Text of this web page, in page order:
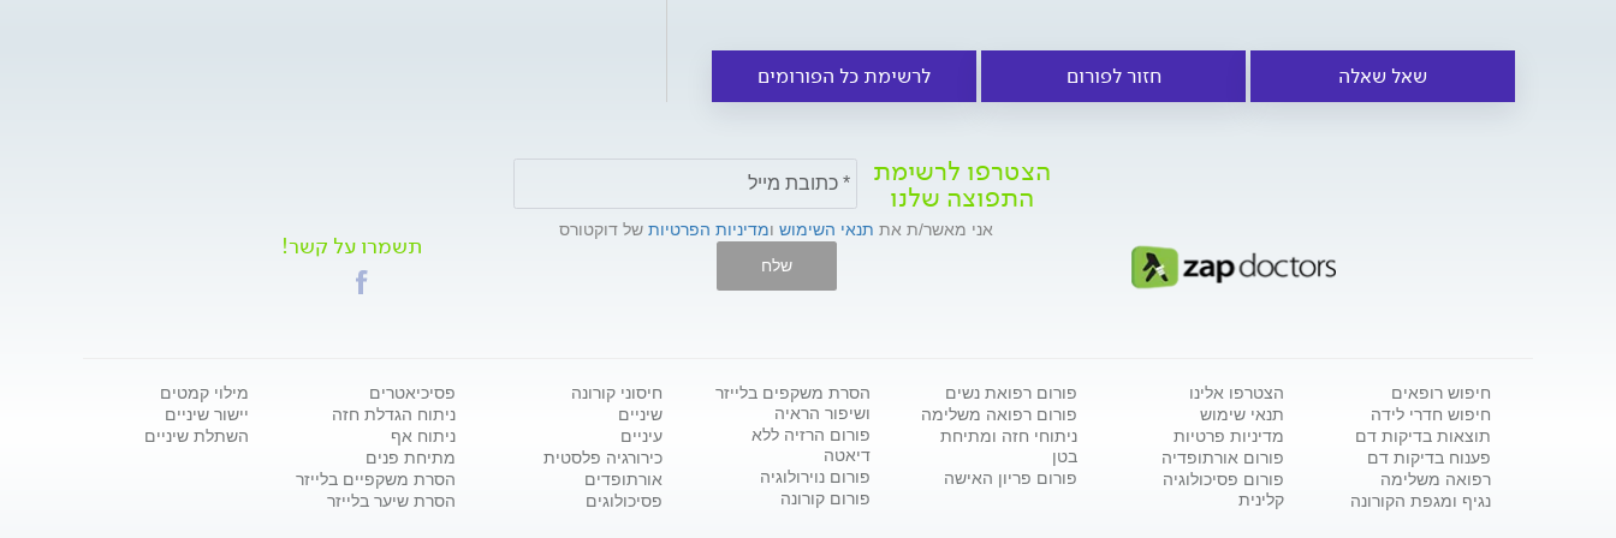
שאל שאלה חזור לפורום לרשימת כל הפורומים
הצטרפו לרשימת
התפוצה שלנו
אני מאשר/ת את תנאי השימוש ומדיניות הפרטיות של דוקטורס
שלח
תשמרו על קשר!
חיפוש רופאים
חיפוש חדרי לידה
תוצאות בדיקות דם
פענוח בדיקות דם
רפואה משלימה
נגיף ומגפת הקורונה
הצטרפו אלינו
תנאי שימוש
מדיניות פרטיות
פורום אורתופדיה
פורום פסיכולוגיה
קלינית
פורום רפואת נשים
פורום רפואה משלימה
ניתוחי חזה ומתיחת
בטן
פורום פריון האישה
הסרת משקפים בלייזר
ושיפור הראיה
פורום הרזיה ללא
דיאטה
פורום נוירולוגיה
פורום קורונה
חיסוני קורונה
שיניים
עיניים
כירורגיה פלסטית
אורתופדים
פסיכולוגים
פסיכיאטרים
ניתוח הגדלת חזה
ניתוח אף
מתיחת פנים
הסרת משקפיים בלייזר
הסרת שיער בלייזר
מילוי קמטים
יישור שיניים
השתלת שיניים